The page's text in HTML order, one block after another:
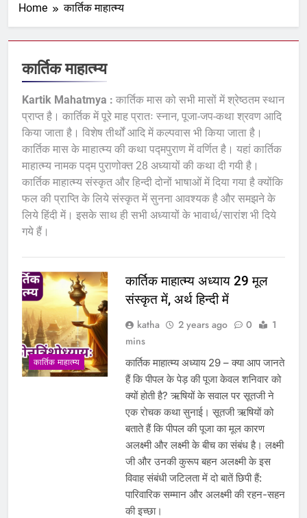
Home कार्तिक माहात्म्य
कार्तिक माहात्म्य
Kartik Mahatmya : कार्तिक मास को सभी मासों में श्रेष्ठतम स्थान
प्राप्त है। कार्तिक में पूरे माह प्रातः स्नान, पूजा-जप-कथा श्रवण आदि
किया जाता है। विशेष तीर्थों आदि में कल्पवास भी किया जाता है।
कार्तिक मास के माहात्म्य की कथा पद्मपुराण में वर्णित है। यहां कार्तिक
माहात्म्य नामक पद्म पुराणोक्त 28 अध्यायों की कथा दी गयी है।
कार्तिक माहात्म्य संस्कृत और हिन्दी दोनों भाषाओं में दिया गया है क्योंकि
फल की प्राप्ति के लिये संस्कृत में सुनना आवश्यक है और समझने के
लिये हिंदी में। इसके साथ ही सभी अध्यायों के भावार्थ/सारांश भी दिये
गये हैं।
कार्तिक माहात्म्य
कार्तिक माहात्म्य अध्याय 29 मूल
संस्कृत में, अर्थ हिन्दी में
katha 2 years ago 0
1
mins
कार्तिक माहात्म्य अध्याय 29 – क्या आप जानते
हैं कि पीपल के पेड़ की पूजा केवल शनिवार को
क्यों होती है? ऋषियों के सवाल पर सूतजी ने
एक रोचक कथा सुनाई। सूतजी ऋषियों को
बताते हैं कि पीपल की पूजा का मूल कारण
अलक्ष्मी और लक्ष्मी के बीच का संबंध है। लक्ष्मी
जी और उनकी कुरूप बहन अलक्ष्मी के इस
विवाह संबंधी जटिलता में दो बातें छिपी हैं:
पारिवारिक सम्मान और अलक्ष्मी की रहन-सहन
की इच्छा।